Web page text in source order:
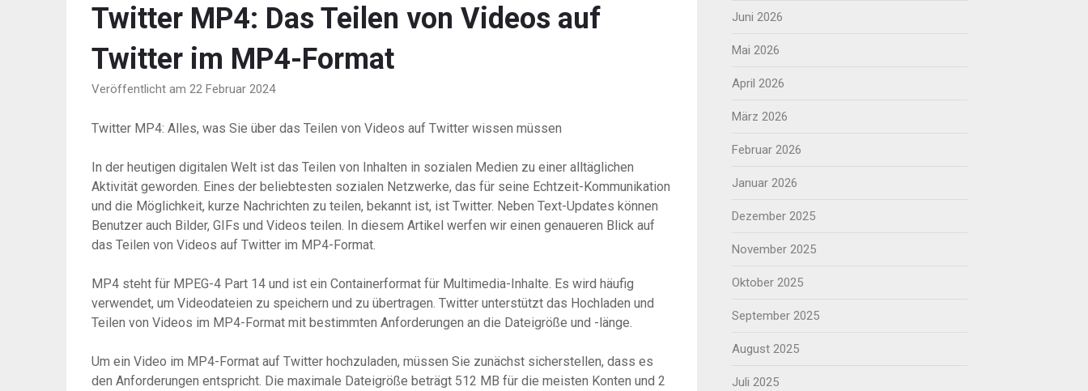
Twitter MP4: Das Teilen von Videos auf
Twitter im MP4-Format
Veröffentlicht am 22 Februar 2024
Twitter MP4: Alles, was Sie über das Teilen von Videos auf Twitter wissen müssen
In der heutigen digitalen Welt ist das Teilen von Inhalten in sozialen Medien zu einer alltäglichen
Aktivität geworden. Eines der beliebtesten sozialen Netzwerke, das für seine Echtzeit-Kommunikation
und die Möglichkeit, kurze Nachrichten zu teilen, bekannt ist, ist Twitter. Neben Text-Updates können
Benutzer auch Bilder, GIFs und Videos teilen. In diesem Artikel werfen wir einen genaueren Blick auf
das Teilen von Videos auf Twitter im MP4-Format.
MP4 steht für MPEG-4 Part 14 und ist ein Containerformat für Multimedia-Inhalte. Es wird häufig
verwendet, um Videodateien zu speichern und zu übertragen. Twitter unterstützt das Hochladen und
Teilen von Videos im MP4-Format mit bestimmten Anforderungen an die Dateigröße und -länge.
Um ein Video im MP4-Format auf Twitter hochzuladen, müssen Sie zunächst sicherstellen, dass es
den Anforderungen entspricht. Die maximale Dateigröße beträgt 512 MB für die meisten Konten und 2
Juni 2026
Mai 2026
April 2026
März 2026
Februar 2026
Januar 2026
Dezember 2025
November 2025
Oktober 2025
September 2025
August 2025
Juli 2025